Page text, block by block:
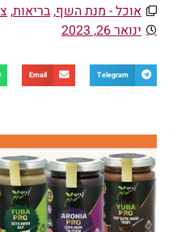
אוכל - מנת השף,בריאות,
ינואר 26, 2023
Telegram
Email